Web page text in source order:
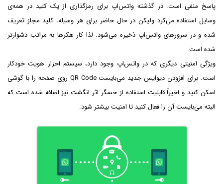
پاسخ منفی است. در گذشته واتس‌اپ برای رمزگذاری از یک کلید در همه‌ی
وسایل استفاده می‌کرد ولیکن در حال حاضر برای هر وسیله، کلید مجاز تعریف
شده و در سرورهای واتس‌اپ ذخیره می‌شود. لذا کار هکرها به مراتب دشوارتر
شده است.
ویژگی امنیتی دیگری که در واتس‌اپ وجود دارد، سیستم احزار هویت خودکار
است. برای افزودن دیوایس جدید می‌بایست QR Code روی صفحه را با گوشی
اسکن کنید و اخیراً قابلیت استفاده از حسگر اثر انگشت نیز اضافه شده است که
البته می‌بایست آن را فعال کنید تا امنیت بیشتر شود.